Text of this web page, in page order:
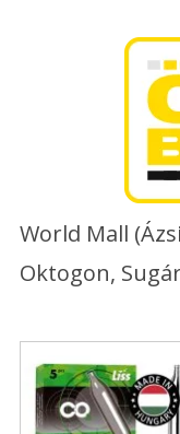
World Mall
Oktogon,